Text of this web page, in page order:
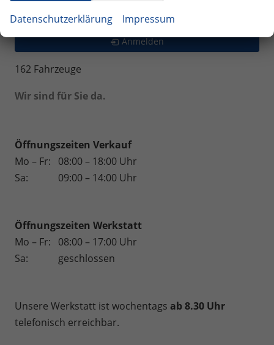
Anmelden
162 Fahrzeuge
Wir sind für Sie da.
Öffnungszeiten Verkauf
Mo – Fr: 08:00 – 18:00 Uhr
Sa:
09:00 – 14:00 Uhr
Öffnungszeiten Werkstatt
Mo – Fr: 08:00 – 17:00 Uhr
Sa:
geschlossen
Unsere Werkstatt ist wochentags ab 8.30 Uhr
telefonisch erreichbar.
Datenschutzerklärung Impressum